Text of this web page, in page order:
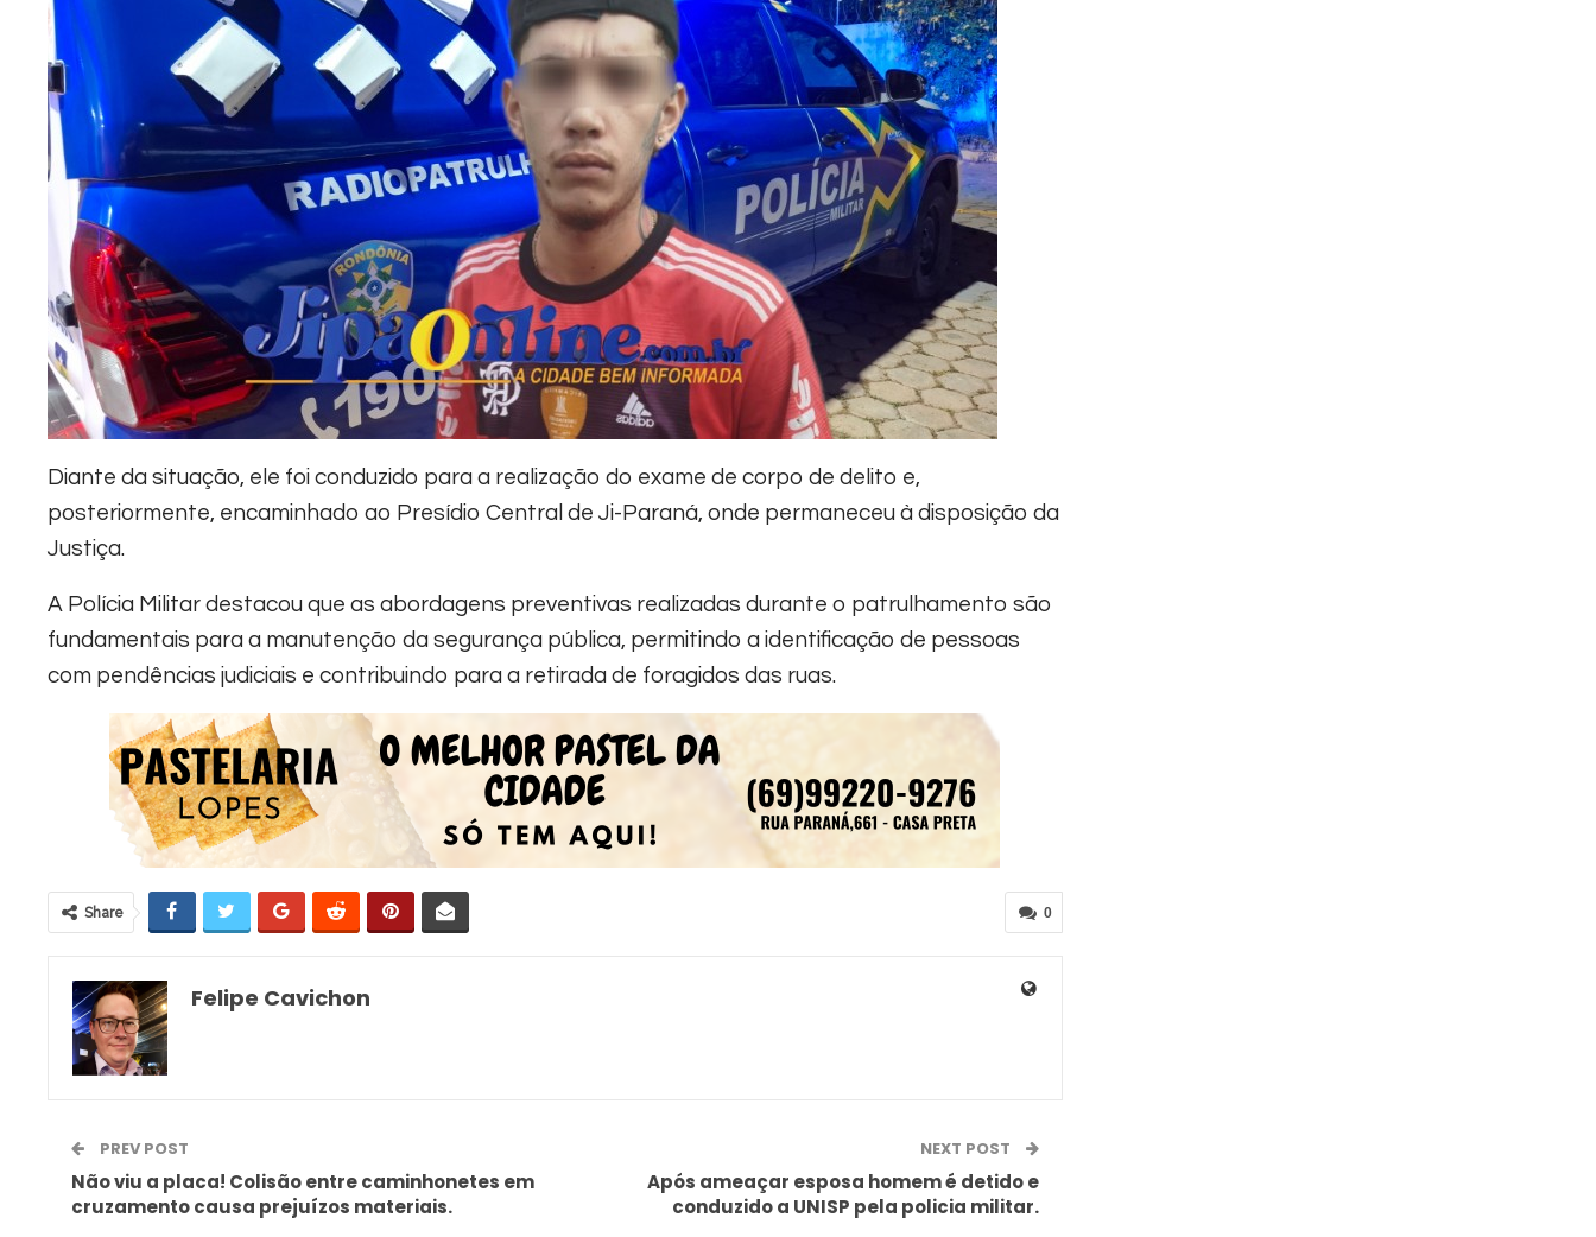
Diante da situação, ele foi conduzido para a realização do exame de corpo de delito e,
posteriormente, encaminhado ao Presídio Central de Ji-Paraná, onde permaneceu à disposição da
Justiça.
A Polícia Militar destacou que as abordagens preventivas realizadas durante o patrulhamento são
fundamentais para a manutenção da segurança pública, permitindo a identificação de pessoas
com pendências judiciais e contribuindo para a retirada de foragidos das ruas.
0
Share
Felipe Cavichon
PREV POST
Não viu a placa! Colisão entre caminhonetes em
cruzamento causa prejuízos materiais.
NEXT POST
Após ameaçar esposa homem é detido e
conduzido a UNISP pela policia militar.